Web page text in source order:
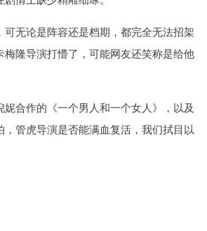
无论是阵容还是档期，都完全无法招架
梅隆导演打懵了，可能网友还笑称是给他
合作的《一个男人和一个女人》，以及
管虎导演是否能满血复活，我们拭目以